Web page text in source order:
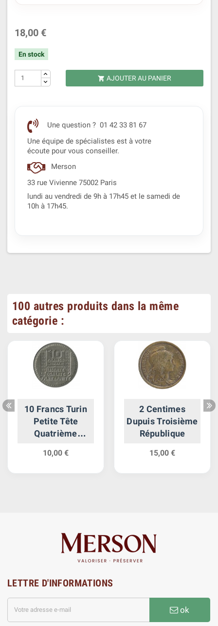
18,00 €
En stock
 AJOUTER AU PANIER
Une question ? 01 42 33 81 67
Une équipe de spécialistes est à votre
écoute pour vous conseiller.
Merson
33 rue Vivienne 75002 Paris
lundi au vendredi de 9h à 17h45 et le samedi de
10h à 17h45.
100 autres produits dans la même
catégorie :
10 Francs Turin
Petite Tête
Quatrième
10,00 €
2 Centimes
Dupuis Troisième
République
15,00 €
LETTRE D'INFORMATIONS
ok